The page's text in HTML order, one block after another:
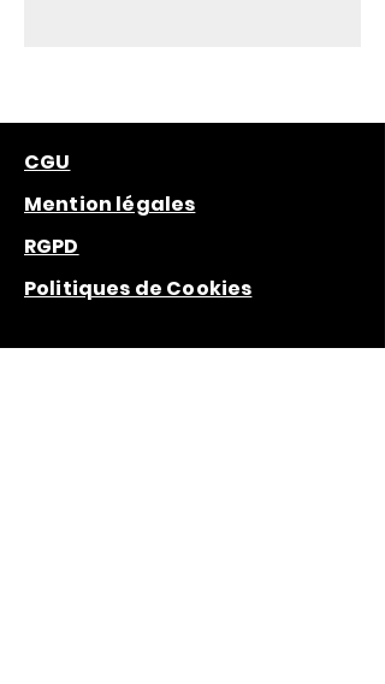
CGU
Mention légales
RGPD
Politiques de Cookies